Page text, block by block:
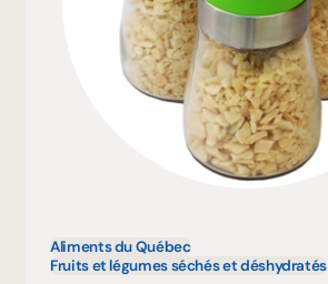
Aliments du Québec
Fruits et légumes séchés et déshydratés